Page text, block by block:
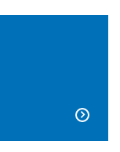
